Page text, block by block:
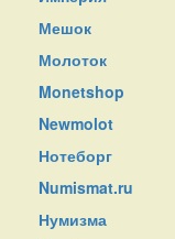
Мешок
Молоток
Monetshop
Newmolot
Нотеборг
Numismat.ru
Нумизма